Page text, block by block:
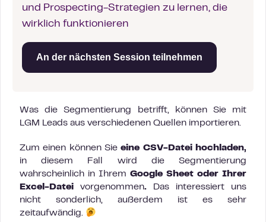
und Prospecting-Strategien zu lernen, die
wirklich funktionieren
An der nächsten Session teilnehmen
Was die Segmentierung betrifft, können Sie mit
LGM Leads aus verschiedenen Quellen importieren.
Zum einen können Sieeine CSV-Datei hochladen,
in diesem Fall wird die Segmentierung
wahrscheinlich in Ihrem Google Sheet oder Ihrer
Excel-Datei vorgenommen. Das interessiert uns
nicht sonderlich, außerdem ist es sehr
zeitaufwändig.